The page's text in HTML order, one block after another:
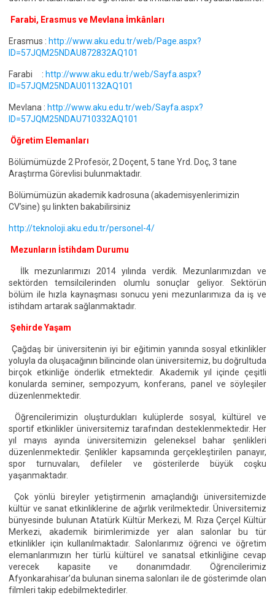
Farabi, Erasmus ve Mevlana İmkânları
Erasmus : http://www.aku.edu.tr/web/Page.aspx?
ID=57JQM25NDAU872832AQ101
Farabi : http://www.aku.edu.tr/web/Sayfa.aspx?
ID=57JQM25NDAU01132AQ101
Mevlana : http://www.aku.edu.tr/web/Sayfa.aspx?
ID=57JQM25NDAU710332AQ101
Öğretim Elemanları
Bölümümüzde 2 Profesör, 2 Doçent, 5 tane Yrd. Doç, 3 tane
Araştırma Görevlisi bulunmaktadır.
Bölümümüzün akademik kadrosuna (akademisyenlerimizin
CV’sine) şu linkten bakabilirsiniz
http://teknoloji.aku.edu.tr/personel-4/
Mezunların İstihdam Durumu
İlk mezunlarımızı 2014 yılında verdik. Mezunlarımızdan ve
sektörden temsilcilerinden olumlu sonuçlar geliyor. Sektörün
bölüm ile hızla kaynaşması sonucu yeni mezunlarımıza da iş ve
istihdam artarak sağlanmaktadır.
Şehirde Yaşam
Çağdaş bir üniversitenin iyi bir eğitimin yanında sosyal etkinlikler
yoluyla da oluşacağının bilincinde olan üniversitemiz, bu doğrultuda
birçok etkinliğe önderlik etmektedir. Akademik yıl içinde çeşitli
konularda seminer, sempozyum, konferans, panel ve söyleşiler
düzenlenmektedir.
Öğrencilerimizin oluşturdukları kulüplerde sosyal, kültürel ve
sportif etkinlikler üniversitemiz tarafından desteklenmektedir. Her
yıl mayıs ayında üniversitemizin geleneksel bahar şenlikleri
düzenlenmektedir. Şenlikler kapsamında gerçekleştirilen panayır,
spor turnuvaları, defileler ve gösterilerde büyük coşku
yaşanmaktadır.
Çok yönlü bireyler yetiştirmenin amaçlandığı üniversitemizde
kültür ve sanat etkinliklerine de ağırlık verilmektedir. Üniversitemiz
bünyesinde bulunan Atatürk Kültür Merkezi, M. Rıza Çerçel Kültür
Merkezi, akademik birimlerimizde yer alan salonlar bu tür
etkinlikler için kullanılmaktadır. Salonlarımız öğrenci ve öğretim
elemanlarımızın her türlü kültürel ve sanatsal etkinliğine cevap
verecek kapasite ve donanımdadır. Öğrencilerimiz
Afyonkarahisar’da bulunan sinema salonları ile de gösterimde olan
filmleri takip edebilmektedirler.